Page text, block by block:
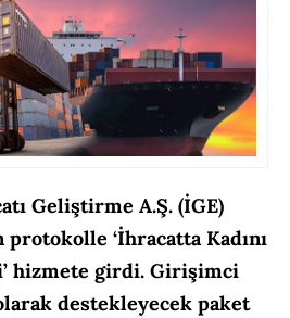
Geliştirme A.Ş. (İGE)
protokolle ‘İhracatta Kadını
hizmete girdi. Girişimci
destekleyecek paket